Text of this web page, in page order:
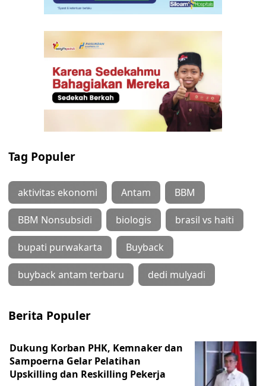
Tag Populer
aktivitas ekonomi Antam BBM
BBM Nonsubsidi biologis brasil vs haiti
bupati purwakarta Buyback
buyback antam terbaru dedi mulyadi
Berita Populer
Dukung Korban PHK, Kemnaker dan
Sampoerna Gelar Pelatihan
Upskilling dan Reskilling Pekerja